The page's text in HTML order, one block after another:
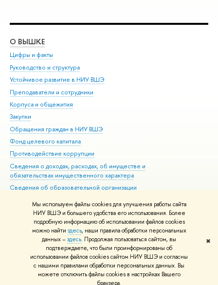
Мы используем файлы cookies для улучшения работы сайта
НИУ ВШЭ и большего удобства его использования. Более
подробную информацию об использовании файлов cookies
можно найти здесь, наши правила обработки персональных
данных –здесь. Продолжая пользоваться сайтом, вы
подтверждаете, что были проинформированы об
использовании файлов cookies сайтом НИУ ВШЭ и согласны
с нашими правилами обработки персональных данных. Вы
можете отключить файлы cookies в настройках Вашего
браузера.
✖
О ВЫШКЕ
Цифры и факты
Руководство и структура
Устойчивое развитие в НИУ ВШЭ
Преподаватели и сотрудники
Корпуса и общежития
Закупки
Обращения граждан в НИУ ВШЭ
Фонд целевого капитала
Противодействие коррупции
Сведения о доходах, расходах, об имуществе и
обязательствах имущественного характера
Сведения об образовательной организации
Людям с ограниченными возможностями здоровья
Единая платежная страница
Работа в Вышке
© НИУ ВШЭ 1993–2026 Адреса и контакты Условия использования
материалов Политика конфиденциальности Карта сайта
Шрифты HSE Sans и HSE Slab разработаны вШколе дизайна НИУ ВШЭ